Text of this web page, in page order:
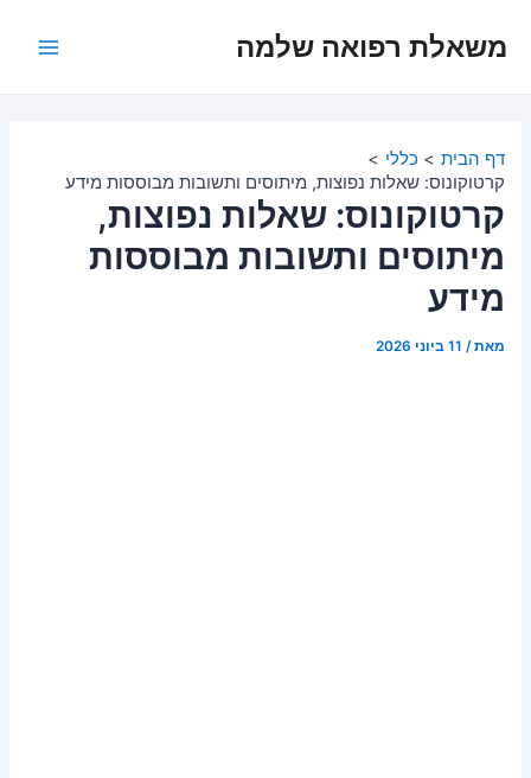
לתוכןמשאלת רפואה שלמה
דף הבית
כללי
קרטוקונוס: שאלות נפוצות, מיתוסים ותשובות מבוססות מידע
קרטוקונוס: שאלות נפוצות,
מיתוסים ותשובות מבוססות
מידע
מאת/ 11 ביוני 2026